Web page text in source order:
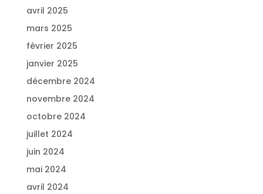
avril 2025
mars 2025
février 2025
janvier 2025
décembre 2024
novembre 2024
octobre 2024
juillet 2024
juin 2024
mai 2024
avril 2024